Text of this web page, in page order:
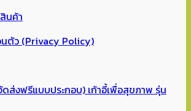
นค้า
นตัว (Privacy Policy)